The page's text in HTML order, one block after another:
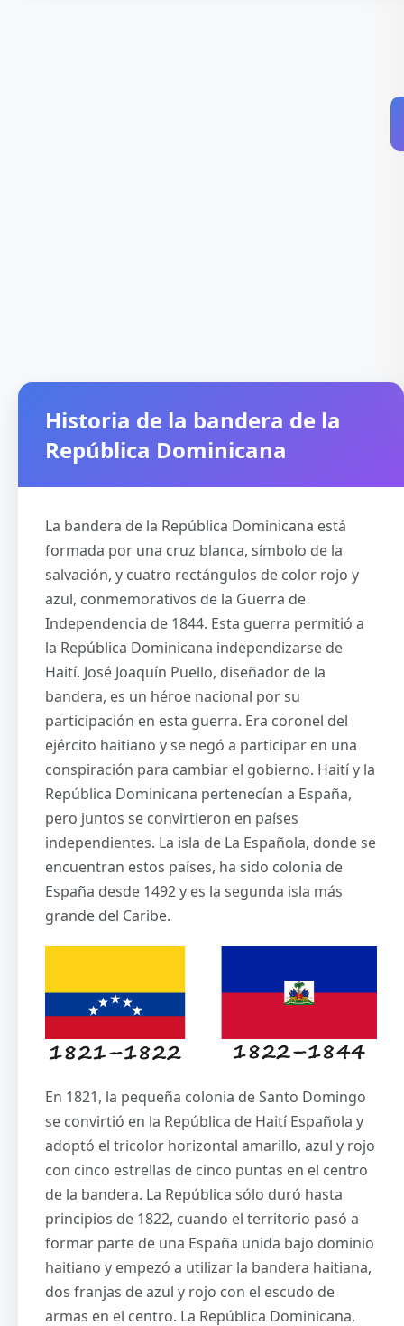
Historia de la bandera de la
República Dominicana
La bandera de la República Dominicana está
formada por una cruz blanca, símbolo de la
salvación, y cuatro rectángulos de color rojo y
azul, conmemorativos de la Guerra de
Independencia de 1844. Esta guerra permitió a
la República Dominicana independizarse de
Haití. José Joaquín Puello, diseñador de la
bandera, es un héroe nacional por su
participación en esta guerra. Era coronel del
ejército haitiano y se negó a participar en una
conspiración para cambiar el gobierno. Haití y la
República Dominicana pertenecían a España,
pero juntos se convirtieron en países
independientes. La isla de La Española, donde se
encuentran estos países, ha sido colonia de
España desde 1492 y es la segunda isla más
grande del Caribe.
En 1821, la pequeña colonia de Santo Domingo
se convirtió en la República de Haití Española y
adoptó el tricolor horizontal amarillo, azul y rojo
con cinco estrellas de cinco puntas en el centro
de la bandera. La República sólo duró hasta
principios de 1822, cuando el territorio pasó a
formar parte de una España unida bajo dominio
haitiano y empezó a utilizar la bandera haitiana,
dos franjas de azul y rojo con el escudo de
armas en el centro. La República Dominicana,